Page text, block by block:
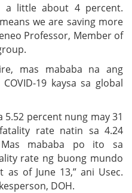
a little about 4 percent.
we are saving more
Professor, Member of
mas mababa na ang
19 kaysa sa global
5.52 percent nung may 31
rate natin sa 4.24
mababa po ito sa
rate ng buong mundo
of June 13,” ani Usec.
DOH.